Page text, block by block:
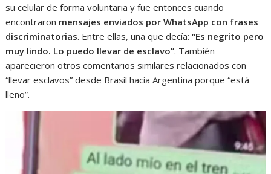
su celular de forma voluntaria y fue entonces cuando
encontraron mensajes enviados por WhatsApp con frases
discriminatorias. Entre ellas, una que decía: “Es negrito pero
muy lindo. Lo puedo llevar de esclavo”. También
aparecieron otros comentarios similares relacionados con
“llevar esclavos” desde Brasil hacia Argentina porque “está
lleno”.